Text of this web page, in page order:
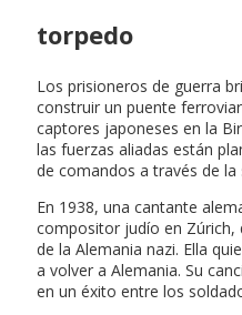
torpedo
Los prisioneros de guerra
construir un puente
captores japoneses en la
las fuerzas aliadas están
de comandos a través de la
En 1938, una cantante
compositor judío en Zúrich,
de la Alemania nazi. Ella
a volver a Alemania. Su
en un éxito entre los